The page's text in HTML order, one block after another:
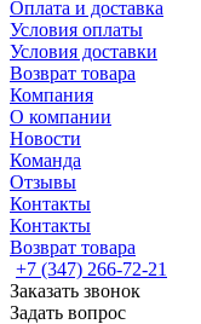
Оплата и доставка
Условия оплаты
Условия доставки
Возврат товара
Компания
О компании
Новости
Команда
Отзывы
Контакты
Контакты
Возврат товара
+7 (347) 266-72-21
Заказать звонок
Задать вопрос